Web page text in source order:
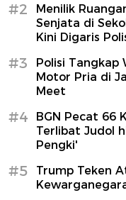
#2
Menilik
Senjata di
Kini Digaris
#3
Polisi Tangkap
Motor Pria di
Meet
#4
BGN Pecat 66
Terlibat Judol
Pengki'
#5
Trump Teken